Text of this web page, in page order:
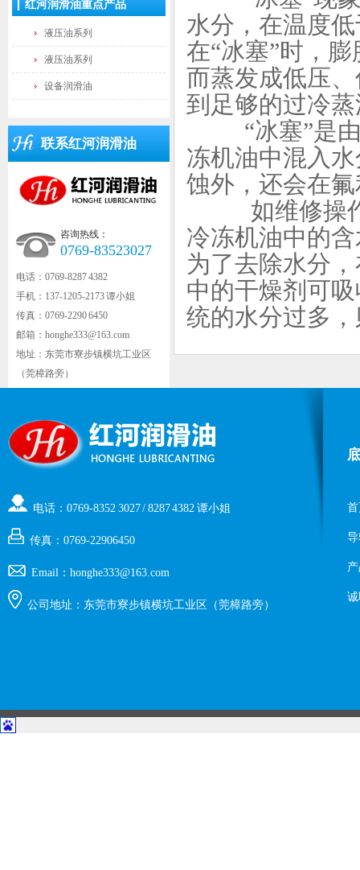
红河润滑油重点产品
液压油系列
液压油系列
设备润滑油
联系红河润滑油
咨询热线：
0769-83523027
电话：0769-8287 4382
手机：137-1205-2173 谭小姐
传真：0769-2290 6450
邮箱：honghe333@163.com
地址：东莞市寮步镇横坑工业区
（莞樟路旁）
水分，在温度
在“冰塞”时，
而蒸发成低压
到足够的过冷
“冰塞”是由
冻机油中混入
蚀外，还会在
如维修操作
冷冻机油中的
为了去除水分
中的干燥剂可
统的水分过多
电话：0769-8352 3027 / 8287 4382 谭小姐
传真：0769-22906450
Email：honghe333@163.com
公司地址：东莞市寮步镇横坑工业区（莞樟路旁）